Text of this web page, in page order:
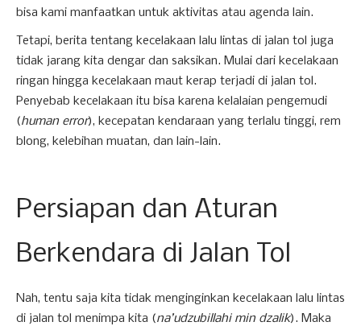
bisa kami manfaatkan untuk aktivitas atau agenda lain.
Tetapi, berita tentang kecelakaan lalu lintas di jalan tol juga
tidak jarang kita dengar dan saksikan. Mulai dari kecelakaan
ringan hingga kecelakaan maut kerap terjadi di jalan tol.
Penyebab kecelakaan itu bisa karena kelalaian pengemudi
(human error), kecepatan kendaraan yang terlalu tinggi, rem
blong, kelebihan muatan, dan lain-lain.
Persiapan dan Aturan
Berkendara di Jalan Tol
Nah, tentu saja kita tidak menginginkan kecelakaan lalu lintas
di jalan tol menimpa kita (na’udzubillahi min dzalik). Maka